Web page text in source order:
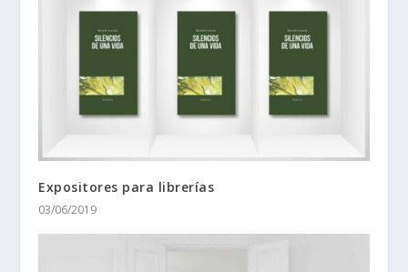
Expositores para librerías
03/06/2019